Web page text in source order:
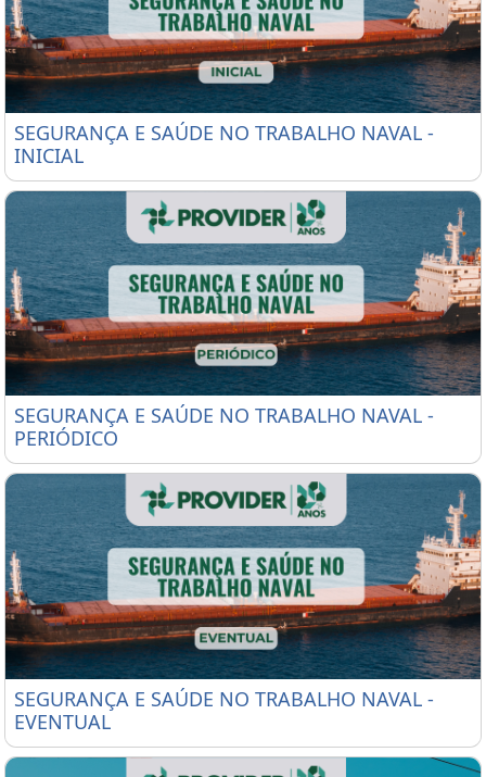
SEGURANÇA E SAÚDE NO TRABALHO NAVAL -
SEGURANÇA E SAÚDE NO TRABALHO NAVAL -
INICIAL
SEGURANÇA E SAÚDE NO TRABALHO NAVAL -
SEGURANÇA E SAÚDE NO TRABALHO NAVAL -
PERIÓDICO
SEGURANÇA E SAÚDE NO TRABALHO NAVAL -
SEGURANÇA E SAÚDE NO TRABALHO NAVAL -
EVENTUAL